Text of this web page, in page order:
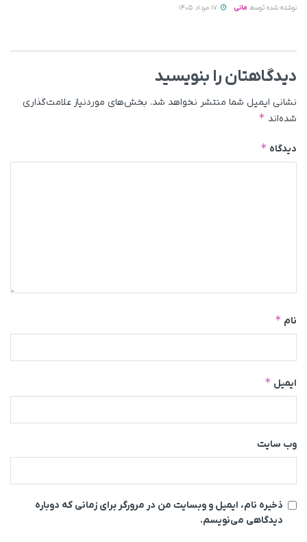
نوشته شده توسط مانی
دیدگاهتان را بنویسید
نشانی ایمیل شما منتشر نخواهد شد. بخش‌های موردنیاز علامت‌گذاری
شده‌اند *
دیدگاه *
نام *
ایمیل *
وب‌ سایت
ذخیره نام، ایمیل و وبسایت من در مرورگر برای زمانی که دوباره
دیدگاهی می‌نویسم.